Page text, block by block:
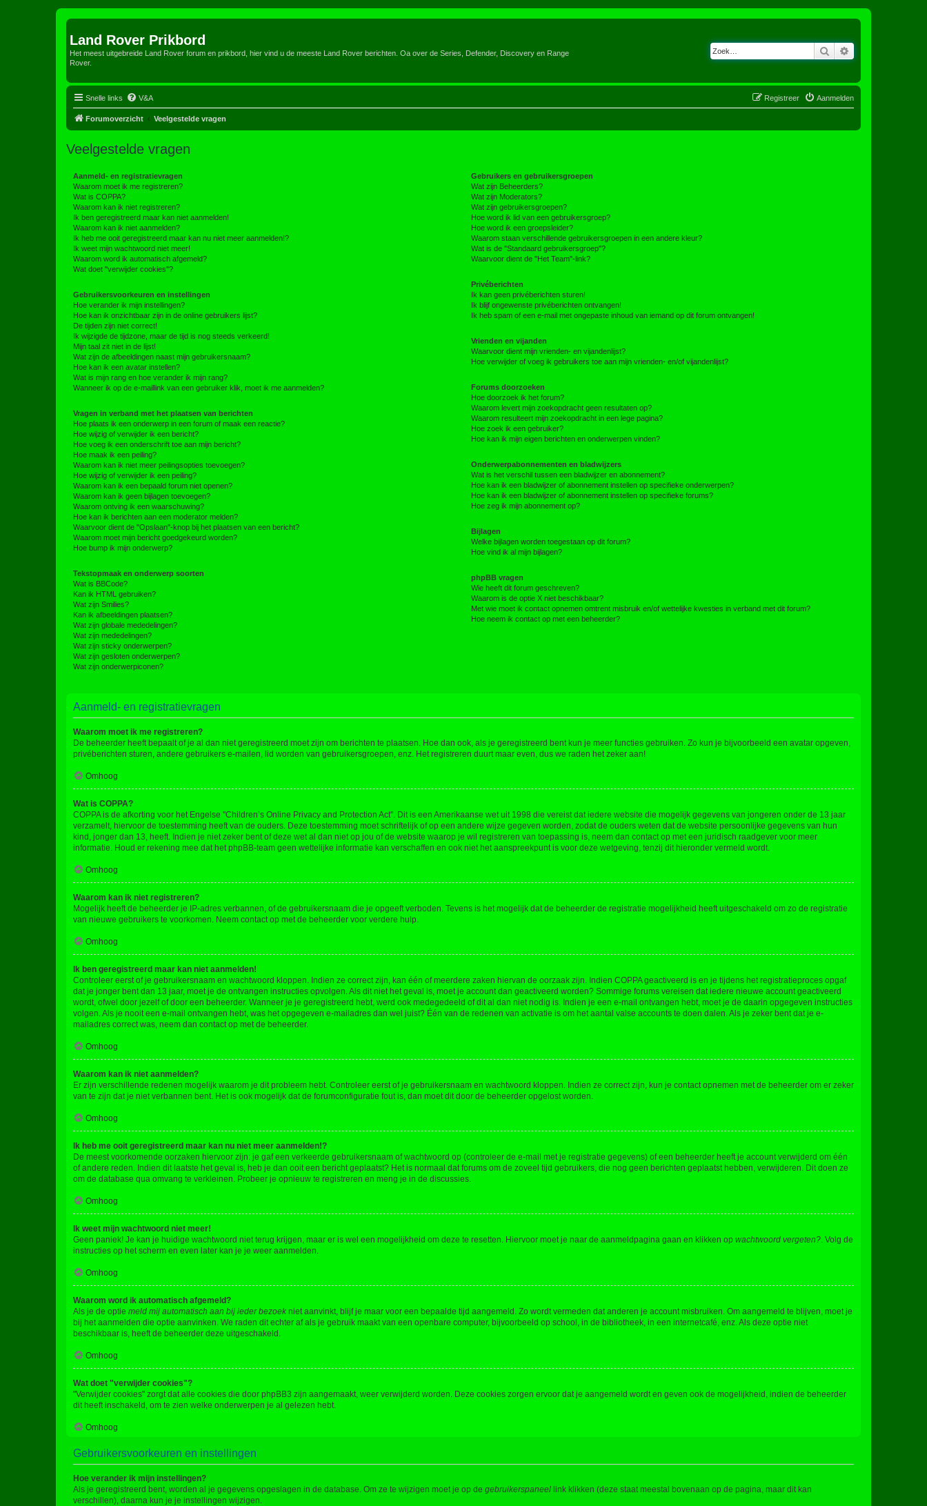
Land Rover Prikbord
Het meest uitgebreide Land Rover forum en prikbord, hier vind u de meeste Land Rover berichten. Oa over de Series, Defender, Discovery en Range
Rover.
Zoek
Snelle links V&A Aanmelden
Registreer
Forumoverzicht Veelgestelde vragen
Veelgestelde vragen
Aanmeld- en registratievragen
Waarom moet ik me registreren?
Wat is COPPA?
Waarom kan ik niet registreren?
Ik ben geregistreerd maar kan niet aanmelden!
Waarom kan ik niet aanmelden?
Ik heb me ooit geregistreerd maar kan nu niet meer aanmelden!?
Ik weet mijn wachtwoord niet meer!
Waarom word ik automatisch afgemeld?
Wat doet "verwijder cookies"?
Gebruikersvoorkeuren en instellingen
Hoe verander ik mijn instellingen?
Hoe kan ik onzichtbaar zijn in de online gebruikers lijst?
De tijden zijn niet correct!
Ik wijzigde de tijdzone, maar de tijd is nog steeds verkeerd!
Mijn taal zit niet in de lijst!
Wat zijn de afbeeldingen naast mijn gebruikersnaam?
Hoe kan ik een avatar instellen?
Wat is mijn rang en hoe verander ik mijn rang?
Wanneer ik op de e-maillink van een gebruiker klik, moet ik me aanmelden?
Vragen in verband met het plaatsen van berichten
Hoe plaats ik een onderwerp in een forum of maak een reactie?
Hoe wijzig of verwijder ik een bericht?
Hoe voeg ik een onderschrift toe aan mijn bericht?
Hoe maak ik een peiling?
Waarom kan ik niet meer peilingsopties toevoegen?
Hoe wijzig of verwijder ik een peiling?
Waarom kan ik een bepaald forum niet openen?
Waarom kan ik geen bijlagen toevoegen?
Waarom ontving ik een waarschuwing?
Hoe kan ik berichten aan een moderator melden?
Waarvoor dient de "Opslaan"-knop bij het plaatsen van een bericht?
Waarom moet mijn bericht goedgekeurd worden?
Hoe bump ik mijn onderwerp?
Tekstopmaak en onderwerp soorten
Wat is BBCode?
Kan ik HTML gebruiken?
Wat zijn Smilies?
Kan ik afbeeldingen plaatsen?
Wat zijn globale mededelingen?
Wat zijn mededelingen?
Wat zijn sticky onderwerpen?
Wat zijn gesloten onderwerpen?
Wat zijn onderwerpiconen?
Gebruikers en gebruikersgroepen
Wat zijn Beheerders?
Wat zijn Moderators?
Wat zijn gebruikersgroepen?
Hoe word ik lid van een gebruikersgroep?
Hoe word ik een groepsleider?
Waarom staan verschillende gebruikersgroepen in een andere kleur?
Wat is de "Standaard gebruikersgroep"?
Waarvoor dient de "Het Team"-link?
Privéberichten
Ik kan geen privéberichten sturen!
Ik blijf ongewenste privéberichten ontvangen!
Ik heb spam of een e-mail met ongepaste inhoud van iemand op dit forum ontvangen!
Vrienden en vijanden
Waarvoor dient mijn vrienden- en vijandenlijst?
Hoe verwijder of voeg ik gebruikers toe aan mijn vrienden- en/of vijandenlijst?
Forums doorzoeken
Hoe doorzoek ik het forum?
Waarom levert mijn zoekopdracht geen resultaten op?
Waarom resulteert mijn zoekopdracht in een lege pagina?
Hoe zoek ik een gebruiker?
Hoe kan ik mijn eigen berichten en onderwerpen vinden?
Onderwerpabonnementen en bladwijzers
Wat is het verschil tussen een bladwijzer en abonnement?
Hoe kan ik een bladwijzer of abonnement instellen op specifieke onderwerpen?
Hoe kan ik een bladwijzer of abonnement instellen op specifieke forums?
Hoe zeg ik mijn abonnement op?
Bijlagen
Welke bijlagen worden toegestaan op dit forum?
Hoe vind ik al mijn bijlagen?
phpBB vragen
Wie heeft dit forum geschreven?
Waarom is de optie X niet beschikbaar?
Met wie moet ik contact opnemen omtrent misbruik en/of wettelijke kwesties in verband met dit forum?
Hoe neem ik contact op met een beheerder?
Aanmeld- en registratievragen
Waarom moet ik me registreren?
De beheerder heeft bepaalt of je al dan niet geregistreerd moet zijn om berichten te plaatsen. Hoe dan ook, als je geregistreerd bent kun je meer functies gebruiken. Zo kun je bijvoorbeeld een avatar opgeven,
privéberichten sturen, andere gebruikers e-mailen, lid worden van gebruikersgroepen, enz. Het registreren duurt maar even, dus we raden het zeker aan!
Omhoog
Wat is COPPA?
COPPA is de afkorting voor het Engelse "Children’s Online Privacy and Protection Act". Dit is een Amerikaanse wet uit 1998 die vereist dat iedere website die mogelijk gegevens van jongeren onder de 13 jaar
verzamelt, hiervoor de toestemming heeft van de ouders. Deze toestemming moet schriftelijk of op een andere wijze gegeven worden, zodat de ouders weten dat de website persoonlijke gegevens van hun
kind, jonger dan 13, heeft. Indien je niet zeker bent of deze wet al dan niet op jou of de website waarop je wil registreren van toepassing is, neem dan contact op met een juridisch raadgever voor meer
informatie. Houd er rekening mee dat het phpBB-team geen wettelijke informatie kan verschaffen en ook niet het aanspreekpunt is voor deze wetgeving, tenzij dit hieronder vermeld wordt.
Omhoog
Waarom kan ik niet registreren?
Mogelijk heeft de beheerder je IP-adres verbannen, of de gebruikersnaam die je opgeeft verboden. Tevens is het mogelijk dat de beheerder de registratie mogelijkheid heeft uitgeschakeld om zo de registratie
van nieuwe gebruikers te voorkomen. Neem contact op met de beheerder voor verdere hulp.
Omhoog
Ik ben geregistreerd maar kan niet aanmelden!
Controleer eerst of je gebruikersnaam en wachtwoord kloppen. Indien ze correct zijn, kan één of meerdere zaken hiervan de oorzaak zijn. Indien COPPA geactiveerd is en je tijdens het registratieproces opgaf
dat je jonger bent dan 13 jaar, moet je de ontvangen instructies opvolgen. Als dit niet het geval is, moet je account dan geactiveerd worden? Sommige forums vereisen dat iedere nieuwe account geactiveerd
wordt, ofwel door jezelf of door een beheerder. Wanneer je je geregistreerd hebt, werd ook medegedeeld of dit al dan niet nodig is. Indien je een e-mail ontvangen hebt, moet je de daarin opgegeven instructies
volgen. Als je nooit een e-mail ontvangen hebt, was het opgegeven e-mailadres dan wel juist? Één van de redenen van activatie is om het aantal valse accounts te doen dalen. Als je zeker bent dat je e-
mailadres correct was, neem dan contact op met de beheerder.
Omhoog
Waarom kan ik niet aanmelden?
Er zijn verschillende redenen mogelijk waarom je dit probleem hebt. Controleer eerst of je gebruikersnaam en wachtwoord kloppen. Indien ze correct zijn, kun je contact opnemen met de beheerder om er zeker
van te zijn dat je niet verbannen bent. Het is ook mogelijk dat de forumconfiguratie fout is, dan moet dit door de beheerder opgelost worden.
Omhoog
Ik heb me ooit geregistreerd maar kan nu niet meer aanmelden!?
De meest voorkomende oorzaken hiervoor zijn: je gaf een verkeerde gebruikersnaam of wachtwoord op (controleer de e-mail met je registratie gegevens) of een beheerder heeft je account verwijderd om één
of andere reden. Indien dit laatste het geval is, heb je dan ooit een bericht geplaatst? Het is normaal dat forums om de zoveel tijd gebruikers, die nog geen berichten geplaatst hebben, verwijderen. Dit doen ze
om de database qua omvang te verkleinen. Probeer je opnieuw te registreren en meng je in de discussies.
Omhoog
Ik weet mijn wachtwoord niet meer!
Geen paniek! Je kan je huidige wachtwoord niet terug krijgen, maar er is wel een mogelijkheid om deze te resetten. Hiervoor moet je naar de aanmeldpagina gaan en klikken op wachtwoord vergeten? . Volg de
instructies op het scherm en even later kan je je weer aanmelden.
Omhoog
Waarom word ik automatisch afgemeld?
Als je de optie meld mij automatisch aan bij ieder bezoek niet aanvinkt, blijf je maar voor een bepaalde tijd aangemeld. Zo wordt vermeden dat anderen je account misbruiken. Om aangemeld te blijven, moet je
bij het aanmelden die optie aanvinken. We raden dit echter af als je gebruik maakt van een openbare computer, bijvoorbeeld op school, in de bibliotheek, in een internetcafé, enz. Als deze optie niet
beschikbaar is, heeft de beheerder deze uitgeschakeld.
Omhoog
Wat doet "verwijder cookies"?
"Verwijder cookies" zorgt dat alle cookies die door phpBB3 zijn aangemaakt, weer verwijderd worden. Deze cookies zorgen ervoor dat je aangemeld wordt en geven ook de mogelijkheid, indien de beheerder
dit heeft inschakeld, om te zien welke onderwerpen je al gelezen hebt.
Omhoog
Gebruikersvoorkeuren en instellingen
Hoe verander ik mijn instellingen?
Als je geregistreerd bent, worden al je gegevens opgeslagen in de database. Om ze te wijzigen moet je op de gebruikerspaneel link klikken (deze staat meestal bovenaan op de pagina, maar dit kan
verschillen), daarna kun je je instellingen wijzigen.